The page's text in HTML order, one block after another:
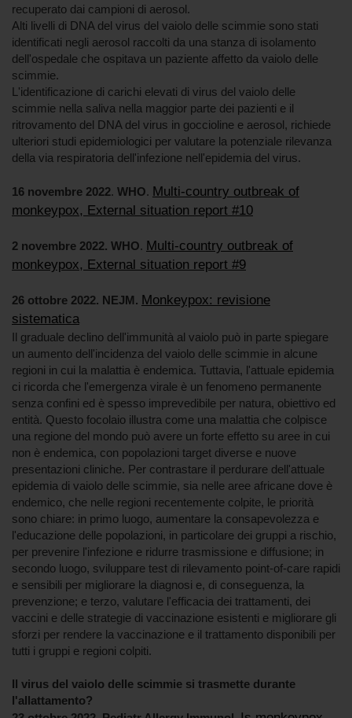
recuperato dai campioni di aerosol.
Alti livelli di DNA del virus del vaiolo delle scimmie sono stati
identificati negli aerosol raccolti da una stanza di isolamento
dell'ospedale che ospitava un paziente affetto da vaiolo delle
scimmie.
L'identificazione di carichi elevati di virus del vaiolo delle
scimmie nella saliva nella maggior parte dei pazienti e il
ritrovamento del DNA del virus in goccioline e aerosol, richiede
ulteriori studi epidemiologici per valutare la potenziale rilevanza
della via respiratoria dell'infezione nell'epidemia del virus.
16 novembre 2022. WHO. Multi-country outbreak of
monkeypox, External situation report #10
2 novembre 2022. WHO. Multi-country outbreak of
monkeypox, External situation report #9
26 ottobre 2022. NEJM. Monkeypox: revisione
sistematica
Il graduale declino dell'immunità al vaiolo può in parte spiegare
un aumento dell'incidenza del vaiolo delle scimmie in alcune
regioni in cui la malattia è endemica. Tuttavia, l'attuale epidemia
ci ricorda che l'emergenza virale è un fenomeno permanente
senza confini ed è spesso imprevedibile per natura, obiettivo ed
entità. Questo focolaio illustra come una malattia che colpisce
una regione del mondo può avere un forte effetto su aree in cui
non è endemica, con popolazioni target diverse e nuove
presentazioni cliniche. Per contrastare il perdurare dell'attuale
epidemia di vaiolo delle scimmie, sia nelle aree africane dove è
endemico, che nelle regioni recentemente colpite, le priorità
sono chiare: in primo luogo, aumentare la consapevolezza e
l'educazione delle popolazioni, in particolare dei gruppi a rischio,
per prevenire l'infezione e ridurre trasmissione e diffusione; in
secondo luogo, sviluppare test di rilevamento point-of-care rapidi
e sensibili per migliorare la diagnosi e, di conseguenza, la
prevenzione; e terzo, valutare l'efficacia dei trattamenti, dei
vaccini e delle strategie di vaccinazione esistenti e migliorare gli
sforzi per rendere la vaccinazione e il trattamento disponibili per
tutti i gruppi e regioni colpiti.
Il virus del vaiolo delle scimmie si trasmette durante
l'allattamento?